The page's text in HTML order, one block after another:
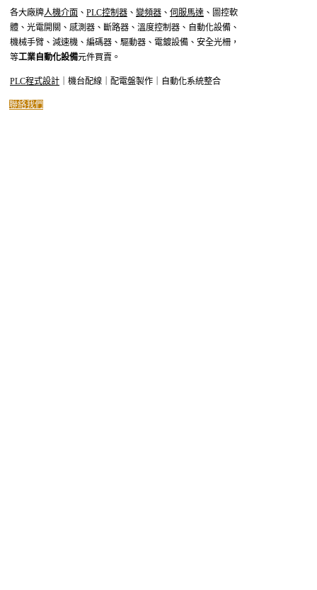
各大廠牌人機介面 、 PLC控制器 、 變頻器 、 伺服馬達 、圖控軟
體、光電開關、感測器、斷路器、溫度控制器、自動化設備、
機械手臂、減速機、編碼器、驅動器、電鍍設備、安全光柵，
等工業自動化設備元件買賣。
PLC程式設計 ｜機台配線｜配電盤製作｜自動化系統整合
聯絡我們